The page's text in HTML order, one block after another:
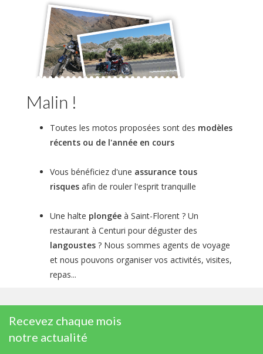
Malin !
Toutes les motos proposées sont des modèles
récents ou de l'année en cours
Vous bénéficiez d'une assurance tous
risques afin de rouler l'esprit tranquille
Une halte plongée à Saint-Florent ? Un
restaurant à Centuri pour déguster des
langoustes ? Nous sommes agents de voyage
et nous pouvons organiser vos activités, visites,
repas...
Recevez chaque mois
notre actualité